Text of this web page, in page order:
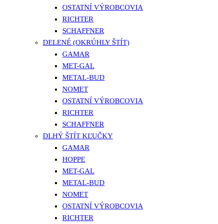
OSTATNÍ VÝROBCOVIA
RICHTER
SCHAFFNER
DELENÉ (OKRÚHLY ŠTÍT)
GAMAR
MET-GAL
METAL-BUD
NOMET
OSTATNÍ VÝROBCOVIA
RICHTER
SCHAFFNER
DLHÝ ŠTÍT KĽUČKY
GAMAR
HOPPE
MET-GAL
METAL-BUD
NOMET
OSTATNÍ VÝROBCOVIA
RICHTER